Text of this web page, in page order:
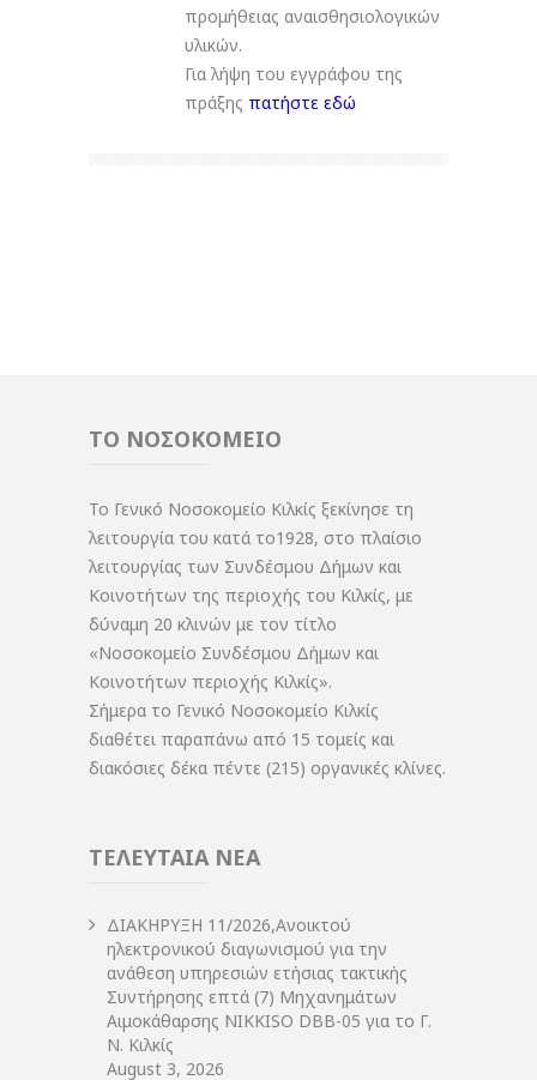
προμήθειας αναισθησιολογικών
υλικών.
Για λήψη του εγγράφου της
πράξης πατήστε εδώ
ΤΟ ΝΟΣΟΚΟΜΕΙΟ
Το Γενικό Νοσοκομείο Κιλκίς ξεκίνησε τη
λειτουργία του κατά το1928, στο πλαίσιο
λειτουργίας των Συνδέσμου Δήμων και
Κοινοτήτων της περιοχής του Κιλκίς, με
δύναμη 20 κλινών με τον τίτλο
«Νοσοκομείο Συνδέσμου Δήμων και
Κοινοτήτων περιοχής Κιλκίς».
Σήμερα το Γενικό Νοσοκομείο Κιλκίς
διαθέτει παραπάνω από 15 τομείς και
διακόσιες δέκα πέντε (215) οργανικές κλίνες.
ΤΕΛΕΥΤΑΙΑ ΝΕΑ
ΔIΑΚΗΡΥΞΗ 11/2026,Ανοικτού
ηλεκτρονικού διαγωνισμού για την
ανάθεση υπηρεσιών ετήσιας τακτικής
Συντήρησης επτά (7) Μηχανημάτων
Αιμοκάθαρσης NIKKISO DBB-05 για το Γ.
Ν. Κιλκίς
August 3, 2026